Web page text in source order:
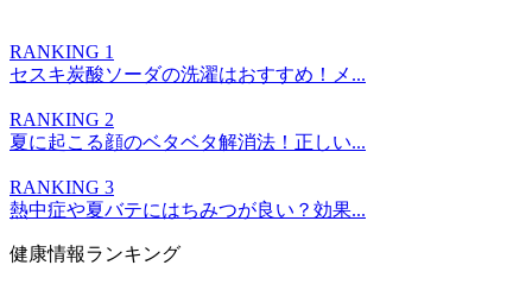
RANKING 1
セスキ炭酸ソーダの洗濯はおすすめ！メ...
RANKING 2
夏に起こる顔のベタベタ解消法！正しい...
RANKING 3
熱中症や夏バテにはちみつが良い？効果...
健康情報ランキング